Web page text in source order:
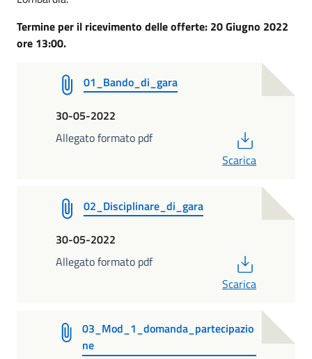
Termine per il ricevimento delle offerte: 20 Giugno 2022
ore 13:00.
01_Bando_di_gara
30-05-2022
Allegato formato pdf
Scarica
02_Disciplinare_di_gara
30-05-2022
Allegato formato pdf
Scarica
03_Mod_1_domanda_partecipazio
ne